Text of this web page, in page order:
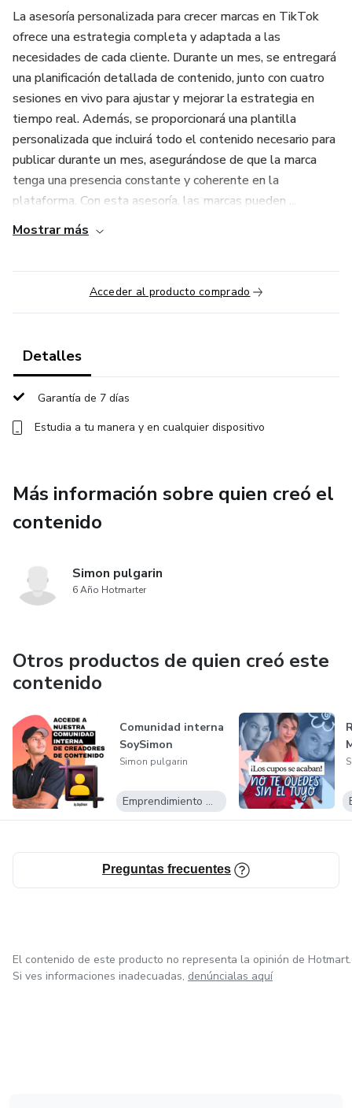
La asesoría personalizada para crecer marcas en TikTok
ofrece una estrategia completa y adaptada a las
necesidades de cada cliente. Durante un mes, se entregará
una planificación detallada de contenido, junto con cuatro
sesiones en vivo para ajustar y mejorar la estrategia en
tiempo real. Además, se proporcionará una plantilla
personalizada que incluirá todo el contenido necesario para
publicar durante un mes, asegurándose de que la marca
tenga una presencia constante y coherente en la
plataforma. Con esta asesoría, las marcas pueden ...
Mostrar más
Acceder al producto comprado
Detalles
Garantía de 7 días
Estudia a tu manera y en cualquier dispositivo
Más información sobre quien creó el
contenido
Simon pulgarin
6 Año Hotmarter
Otros productos de quien creó este
contenido
Comunidad interna
SoySimon
Simon pulgarin
Emprendimiento Digital
Preguntas frecuentes
El contenido de este producto no representa la opinión de Hotmart.
Si ves informaciones inadecuadas, denúncialas aquí